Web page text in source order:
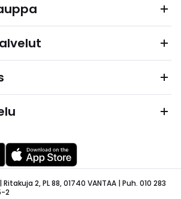
2, PL 88, 01740 VANTAA | Puh. 010 283
2